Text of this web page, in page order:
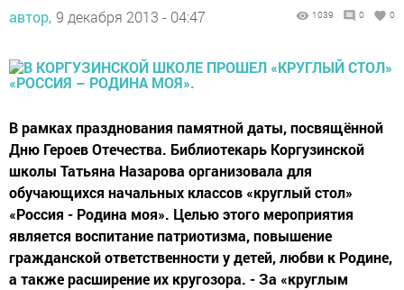
автор, 9 декабря 2013 - 04:47 1039 0 0
В рамках празднования памятной даты, посвящённой
Дню Героев Отечества. Библиотекарь Коргузинской
школы Татьяна Назарова организовала для
обучающихся начальных классов «круглый стол»
«Россия - Родина моя». Целью этого мероприятия
является воспитание патриотизма, повышение
гражданской ответственности у детей, любви к Родине,
а также расширение их кругозора. - За «круглым